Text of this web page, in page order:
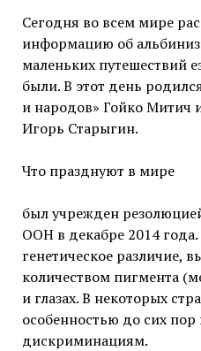
Сегодня во всем мире
информацию об
маленьких путешествий
были. В этот день
и народов» Гойко Митич
Игорь Старыгин.
Что празднуют в мире
был учрежден
ООН в декабре 2014
генетическое различие,
количеством пигмента
и глазах. В некоторых
особенностью до сих
дискриминациям.